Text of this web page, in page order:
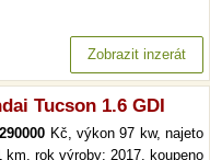
Zobrazit inzerát
Tucson 1.6 GDI
290000 Kč, výkon 97 kw, najeto
km, rok výroby: 2017, koupeno